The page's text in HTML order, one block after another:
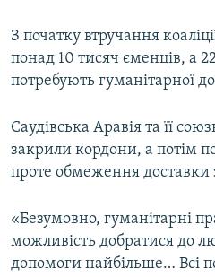
З початку втручання
понад 10 тисяч єменців, а
потребують гуманітарної
Саудівська Аравія та її
закрили кордони, а потім
проте обмеження
«Безумовно, гуманітарні
можливість добратися до
допомоги найбільше… Всі